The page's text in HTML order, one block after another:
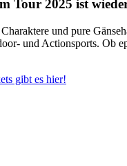
Tour 2025 ist
und pure
und Actionsports. Ob
gibt es hier!